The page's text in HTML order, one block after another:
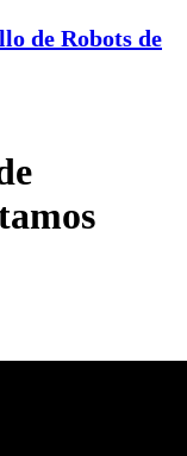
de Robots de